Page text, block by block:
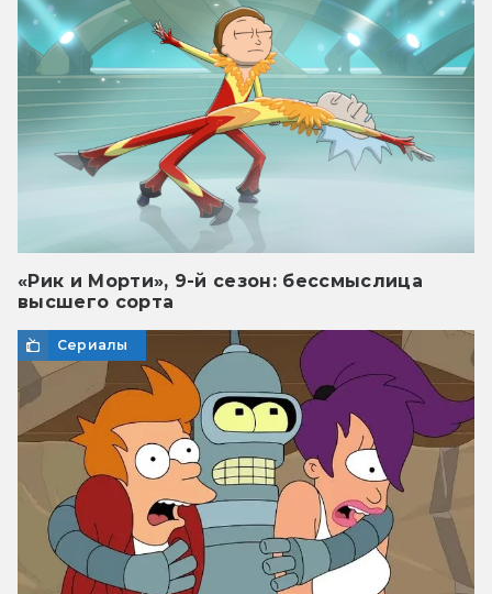
«Рик и Морти», 9-й сезон: бессмыслица
высшего сорта
Сериалы